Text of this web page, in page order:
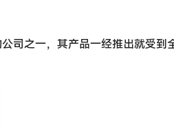
司之一，其产品一经推出就受到